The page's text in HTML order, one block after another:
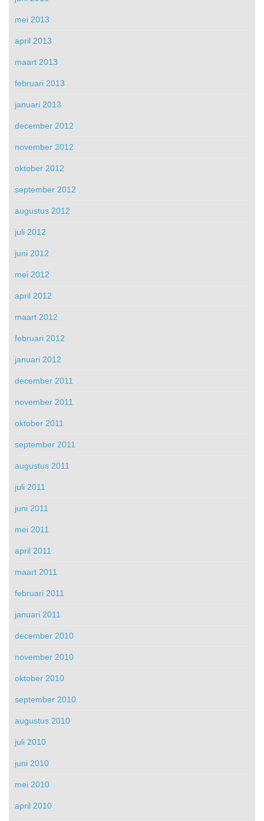
mei 2013
april 2013
maart 2013
februari 2013
januari 2013
december 2012
november 2012
oktober 2012
september 2012
augustus 2012
juli 2012
juni 2012
mei 2012
april 2012
maart 2012
februari 2012
januari 2012
december 2011
november 2011
oktober 2011
september 2011
augustus 2011
juli 2011
juni 2011
mei 2011
april 2011
maart 2011
februari 2011
januari 2011
december 2010
november 2010
oktober 2010
september 2010
augustus 2010
juli 2010
juni 2010
mei 2010
april 2010